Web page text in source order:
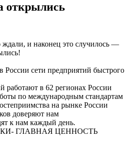
открылись
ждали, и наконец это случилось —
сети предприятий быстрого
работают в 62 регионах России
по международным стандартам
на рынке России
доверяют нам
к нам каждый день.
ГЛАВНАЯ ЦЕННОСТЬ